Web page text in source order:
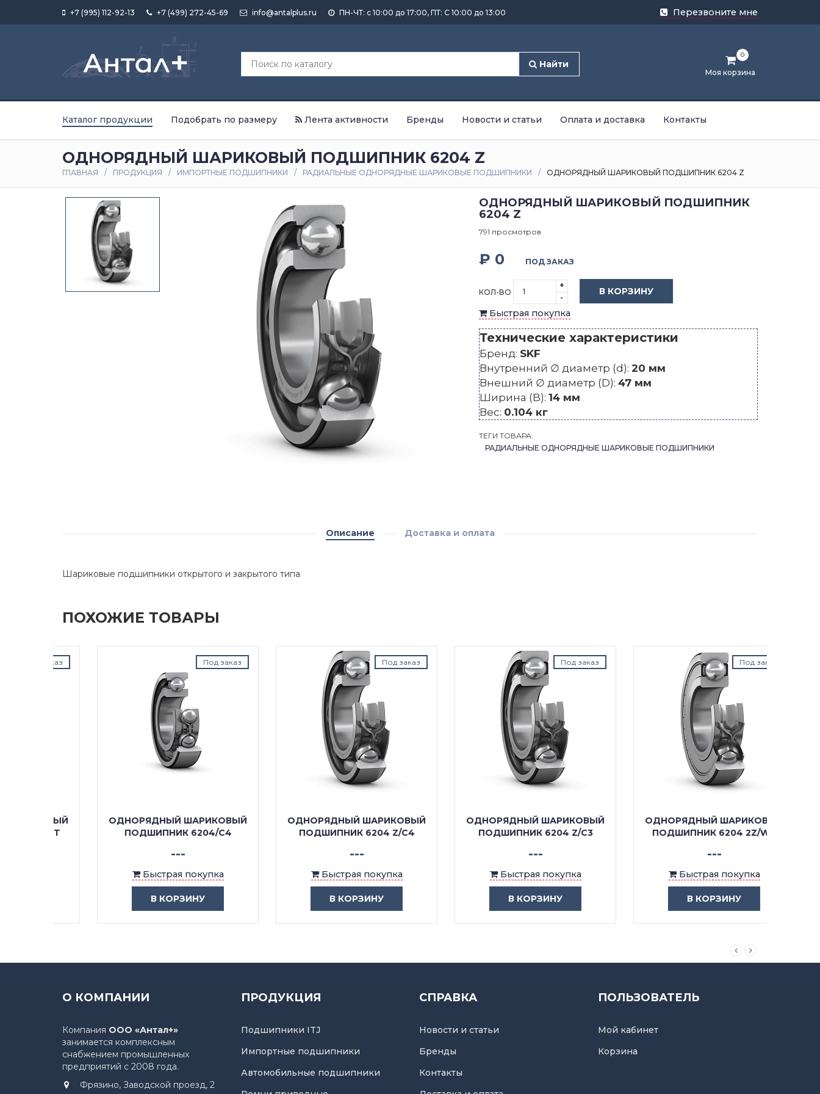
+7 (995) 112-92-13 +7 (499) 272-45-69 info@antalplus.ru ПН-ЧТ: с 10:00 до 17:00, ПТ: С 10:00 до 13:00 Перезвоните мне
Найти
Моя корзина
0
Каталог продукции Подобрать по размеру Лента активности Бренды Новости и статьи Оплата и доставка Контакты
ОДНОРЯДНЫЙ ШАРИКОВЫЙ ПОДШИПНИК 6204 Z
ГЛАВНАЯ ПРОДУКЦИЯ ИМПОРТНЫЕ ПОДШИПНИКИ РАДИАЛЬНЫЕ ОДНОРЯДНЫЕ ШАРИКОВЫЕ ПОДШИПНИКИ ОДНОРЯДНЫЙ ШАРИКОВЫЙ ПОДШИПНИК 6204 Z
ОДНОРЯДНЫЙ ШАРИКОВЫЙ ПОДШИПНИК
6204 Z
791 просмотров
₽ 0 ПОД ЗАКАЗ
КОЛ-ВО
+
-
В КОРЗИНУ
Быстрая покупка
Технические характеристики
Бренд: SKF
Внутренний ∅ диаметр (d): 20 мм
Внешний ∅ диаметр (D): 47 мм
Ширина (B): 14 мм
Вес: 0.104 кг
ТЕГИ ТОВАРА:
РАДИАЛЬНЫЕ ОДНОРЯДНЫЕ ШАРИКОВЫЕ ПОДШИПНИКИ
Описание Доставка и оплата
Шариковые подшипники открытого и закрытого типа
ПОХОЖИЕ ТОВАРЫ
Под заказ
ОДНОРЯДНЫЙ ШАРИКОВЫЙ
ПОДШИПНИК 6204/C4
Быстрая покупка
В КОРЗИНУ
Под заказ
ОДНОРЯДНЫЙ ШАРИКОВЫЙ
ПОДШИПНИК 6204 Z/C4
Быстрая покупка
В КОРЗИНУ
Под заказ
ОДНОРЯДНЫЙ ШАРИКОВЫЙ
ПОДШИПНИК 6204 Z/C3
Быстрая покупка
В КОРЗИНУ
Под заказ
ОДНОРЯДНЫЙ ШАРИКОВЫЙ
ПОДШИПНИК 6204 2Z/WT
Быстрая покупка
В КОРЗИНУ
О КОМПАНИИ
Компания ООО «Антал+»
занимается комплексным
снабжением промышленных
предприятий с 2008 года.
Фрязино, Заводской проезд, 2
ПРОДУКЦИЯ
Подшипники ITJ
Импортные подшипники
Автомобильные подшипники
СПРАВКА
Новости и статьи
Бренды
Контакты
ПОЛЬЗОВАТЕЛЬ
Мой кабинет
Корзина